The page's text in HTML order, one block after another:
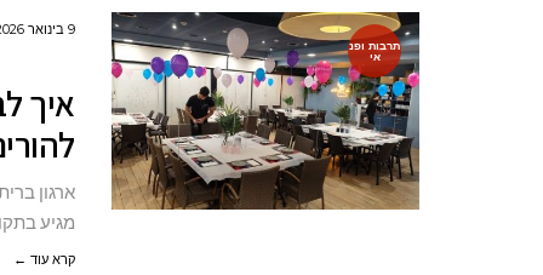
תרבות ופנ
אי
9 בינואר 2026
איך
ארגון
מגיע
קרא עוד ←